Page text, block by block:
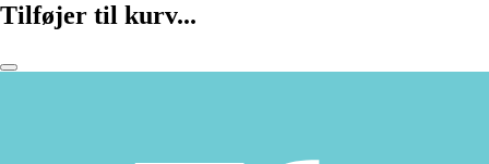
Tilføjer til kurv...